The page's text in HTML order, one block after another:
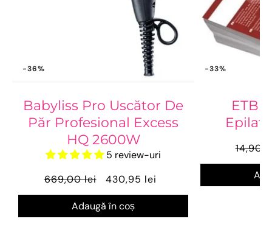
-36%
Babyliss Pro Uscător De
Păr Profesional Excess
HQ 2600W
5 review-uri
669,00 lei
430,95 lei
Adaugă în coș
-33%
ETB
14,90